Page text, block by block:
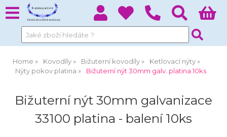
Home Kovodíly Bižuterní kovodíly
Ketlovací nýty
Nýty pokov platina
Bižuterní nýt 30mm galv. platina 10ks
Bižuterní nýt 30mm galvanizace
33100 platina - balení 10ks